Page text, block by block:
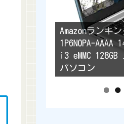
Amazonランキ
1P6N0PA-
i3 eMMC
パソコン
Amazonランキ
Chromebook
C223NA-